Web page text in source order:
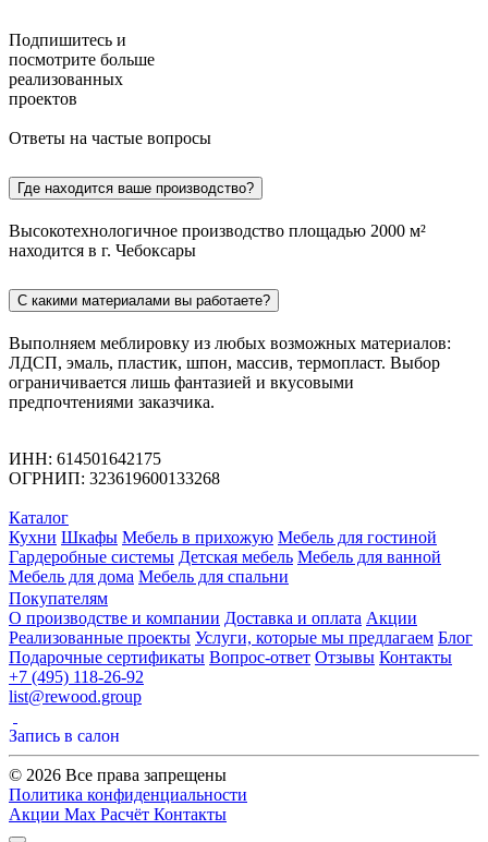
Подпишитесь и
посмотрите больше
реализованных
проектов
Ответы на частые вопросы
Где находится ваше производство?
Высокотехнологичное производство площадью 2000 м²
находится в г. Чебоксары
С какими материалами вы работаете?
Выполняем меблировку из любых возможных материалов:
ЛДСП, эмаль, пластик, шпон, массив, термопласт. Выбор
ограничивается лишь фантазией и вкусовыми
предпочтениями заказчика.
ИНН: 614501642175
ОГРНИП: 323619600133268
Каталог
Кухни Шкафы Мебель в прихожую Мебель для гостиной
Гардеробные системы Детская мебель Мебель для ванной
Мебель для дома Мебель для спальни
Покупателям
О производстве и компании Доставка и оплата Акции
Реализованные проекты Услуги, которые мы предлагаем Блог
Подарочные сертификаты Вопрос-ответ Отзывы Контакты
+7 (495) 118-26-92
list@rewood.group
Запись в салон
© 2026 Все права запрещены
Политика конфиденциальности
Акции Max Расчёт Контакты